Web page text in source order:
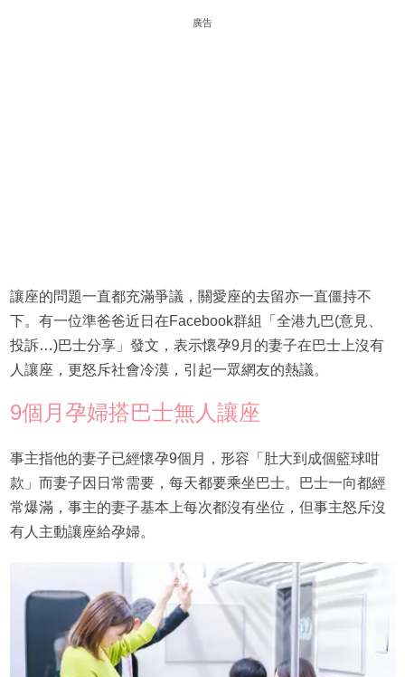
廣告
讓座的問題一直都充滿爭議，關愛座的去留亦一直僵持不
下。有一位準爸爸近日在Facebook群組「全港九巴(意見、
投訴…)巴士分享」發文，表示懷孕9月的妻子在巴士上沒有
人讓座，更怒斥社會冷漠，引起一眾網友的熱議。
9個月孕婦搭巴士無人讓座
事主指他的妻子已經懷孕9個月，形容「肚大到成個籃球咁
款」而妻子因日常需要，每天都要乘坐巴士。巴士一向都經
常爆滿，事主的妻子基本上每次都沒有坐位，但事主怒斥沒
有人主動讓座給孕婦。